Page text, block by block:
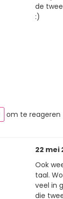
de
:)
om te reageren
22 mei
Ook
taal.
veel in
die